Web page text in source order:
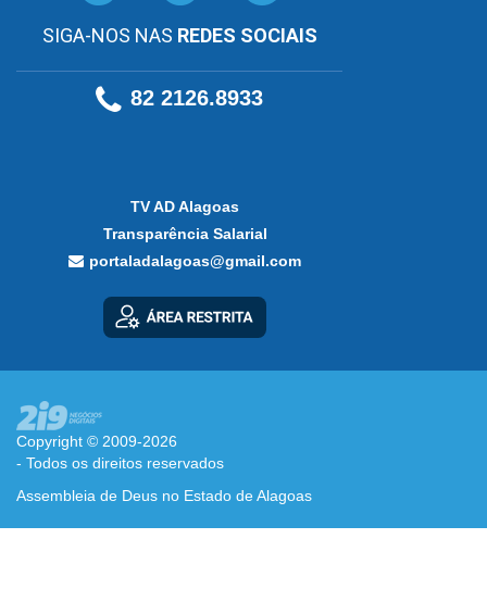
SIGA-NOS NAS REDES SOCIAIS
82 2126.8933
TV AD Alagoas
Transparência Salarial
portaladalagoas@gmail.com
Copyright © 2009-2026
- Todos os direitos reservados
Assembleia de Deus no Estado de Alagoas